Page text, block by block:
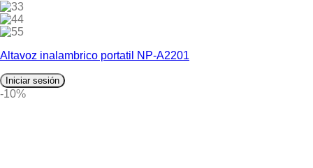
3
4
5
Altavoz inalambrico portatil NP-A2201
Iniciar sesión
-10%